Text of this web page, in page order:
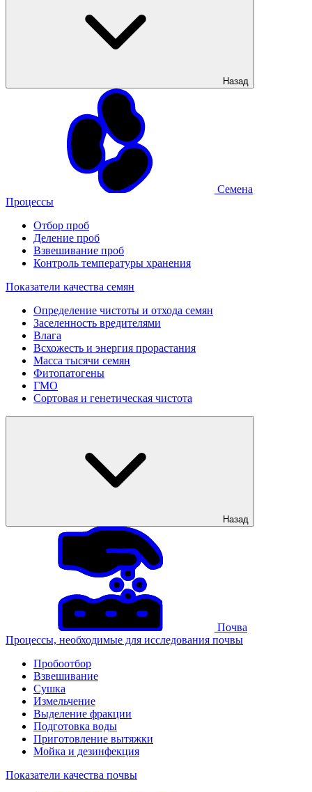
Назад
Семена
Процессы
Отбор проб
Деление проб
Взвешивание проб
Контроль температуры хранения
Показатели качества семян
Определение чистоты и отхода семян
Заселенность вредителями
Влага
Всхожесть и энергия прорастания
Масса тысячи семян
Фитопатогены
ГМО
Сортовая и генетическая чистота
Назад
Почва
Процессы, необходимые для исследования почвы
Пробоотбор
Взвешивание
Сушка
Измельчение
Выделение фракции
Подготовка воды
Приготовление вытяжки
Мойка и дезинфекция
Показатели качества почвы